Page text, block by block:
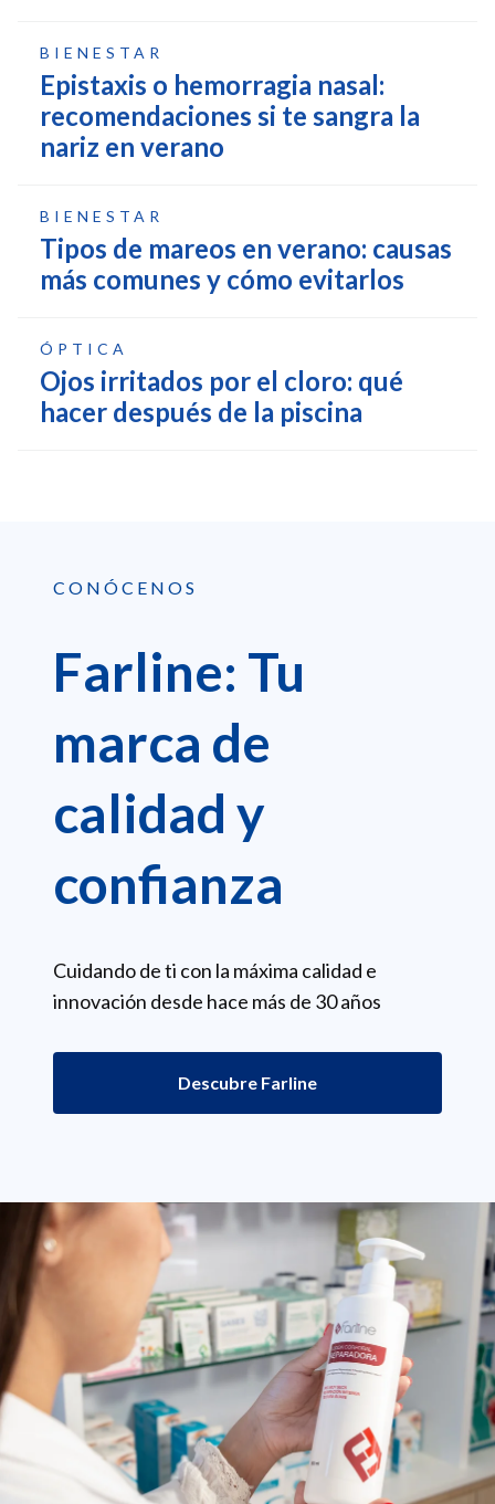
BIENESTAR
Epistaxis o hemorragia nasal:
recomendaciones si te sangra la
nariz en verano
BIENESTAR
Tipos de mareos en verano: causas
más comunes y cómo evitarlos
ÓPTICA
Ojos irritados por el cloro: qué
hacer después de la piscina
CONÓCENOS
Farline: Tu
marca de
calidad y
confianza
Cuidando de ti con la máxima calidad e
innovación desde hace más de 30 años
Descubre Farline